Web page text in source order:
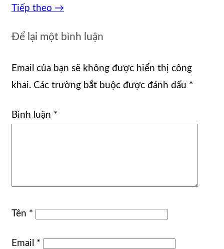
Tiếp theo →
Để lại một bình luận
Email của bạn sẽ không được hiển thị công
khai. Các trường bắt buộc được đánh dấu *
Bình luận *
Tên *
Email *